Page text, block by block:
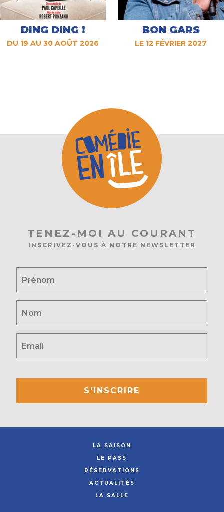
DING DING !
DU 19 AU 30 AOÛT 2026
BON GARS
LE 12 FÉVRIER 2027
TENEZ-MOI AU COURANT
INSCRIVEZ-VOUS À NOTRE NEWSLETTER
S'INSCRIRE
LA SAISON
LE PASS
RÉSERVATIONS
ACTUALITÉS
LA SALLE